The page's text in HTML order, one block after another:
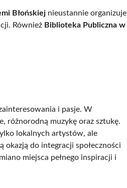
Błońskiej nieustannie organizuje
Również Biblioteka Publiczna w
i pasje. W
różnorodną muzykę oraz sztukę.
lokalnych artystów, ale
okazją do integracji społeczności
miejsca pełnego inspiracji i